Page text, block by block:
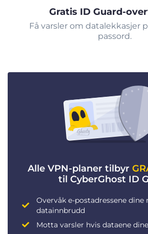
Gratis ID Guard-
Få varsler om datalekkasjer
passord.
Alle VPN-planer tilbyr
til CyberGhost ID
Overvåk e-postadressene dine
datainnbrudd
Motta varsler hvis dataene